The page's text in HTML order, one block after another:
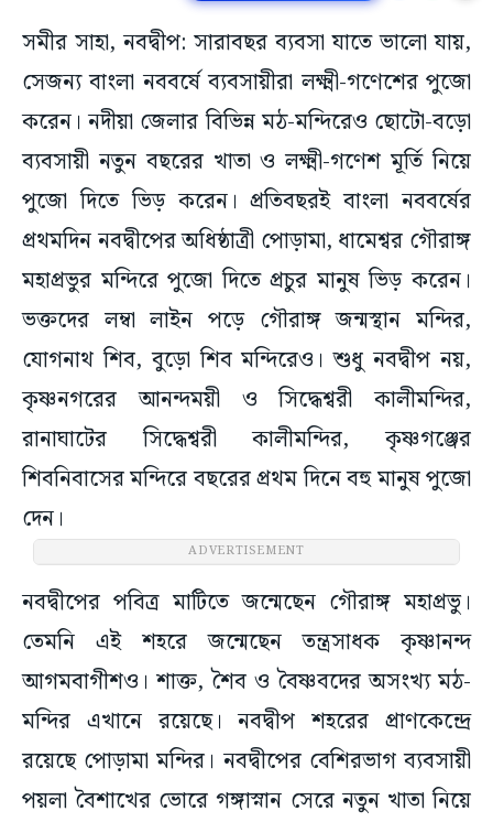
সমীর সাহা, নবদ্বীপ: সারাবছর ব্যবসা যাতে ভালো যায়,
সেজন্য বাংলা নববর্ষে ব্যবসায়ীরা লক্ষ্মী-গণেশের পুজো
করেন। নদীয়া জেলার বিভিন্ন মঠ-মন্দিরেও ছোটো-বড়ো
ব্যবসায়ী নতুন বছরের খাতা ও লক্ষ্মী-গণেশ মূর্তি নিয়ে
পুজো দিতে ভিড় করেন। প্রতিবছরই বাংলা নববর্ষের
প্রথমদিন নবদ্বীপের অধিষ্ঠাত্রী পোড়ামা, ধামেশ্বর গৌরাঙ্গ
মহাপ্রভুর মন্দিরে পুজো দিতে প্রচুর মানুষ ভিড় করেন।
ভক্তদের লম্বা লাইন পড়ে গৌরাঙ্গ জন্মস্থান মন্দির,
যোগনাথ শিব, বুড়ো শিব মন্দিরেও। শুধু নবদ্বীপ নয়,
কৃষ্ণনগরের আনন্দময়ী ও সিদ্ধেশ্বরী কালীমন্দির,
রানাঘাটের সিদ্ধেশ্বরী কালীমন্দির, কৃষ্ণগঞ্জের
শিবনিবাসের মন্দিরে বছরের প্রথম দিনে বহু মানুষ পুজো
দেন।
ADVERTISEMENT
নবদ্বীপের পবিত্র মাটিতে জন্মেছেন গৌরাঙ্গ মহাপ্রভু।
তেমনি এই শহরে জন্মেছেন তন্ত্রসাধক কৃষ্ণানন্দ
আগমবাগীশও। শাক্ত, শৈব ও বৈষ্ণবদের অসংখ্য মঠ-
মন্দির এখানে রয়েছে। নবদ্বীপ শহরের প্রাণকেন্দ্রে
রয়েছে পোড়ামা মন্দির। নবদ্বীপের বেশিরভাগ ব্যবসায়ী
পয়লা বৈশাখের ভোরে গঙ্গাস্নান সেরে নতুন খাতা নিয়ে